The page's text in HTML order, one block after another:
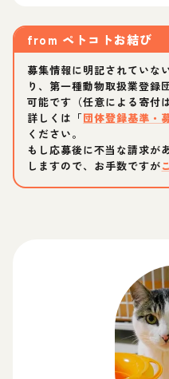
from ペトコトお結び
募集情報に明記されていな
り、第一種動物取扱業登録
可能です（任意による寄付
詳しくは「団体登録基準・
ください。
もし応募後に不当な請求が
しますので、お手数ですが